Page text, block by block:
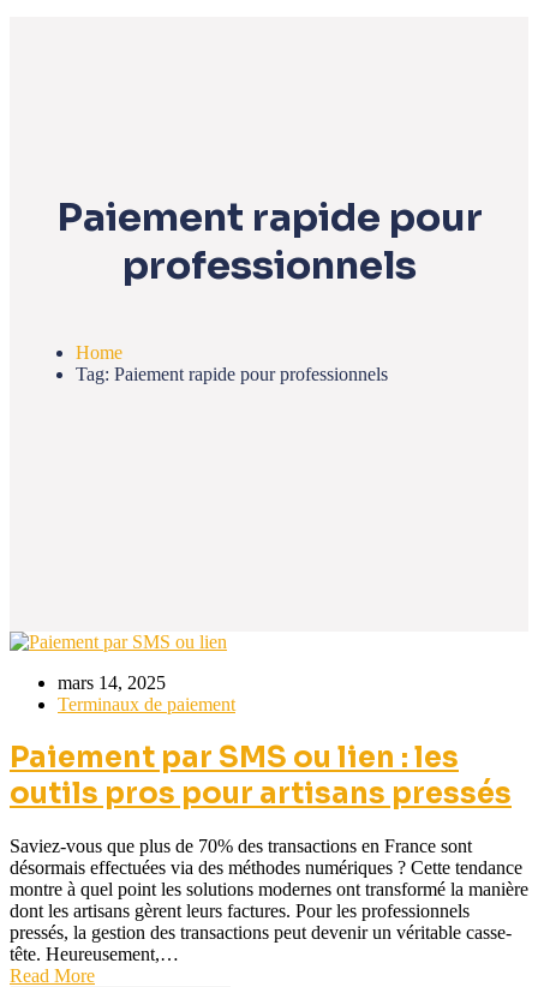
Paiement rapide pour
professionnels
Home
Tag: Paiement rapide pour professionnels
mars 14, 2025
Terminaux de paiement
Paiement par SMS ou lien : les
outils pros pour artisans pressés
Saviez-vous que plus de 70% des transactions en France sont
désormais effectuées via des méthodes numériques ? Cette tendance
montre à quel point les solutions modernes ont transformé la manière
dont les artisans gèrent leurs factures. Pour les professionnels
pressés, la gestion des transactions peut devenir un véritable casse-
tête. Heureusement,…
Read More